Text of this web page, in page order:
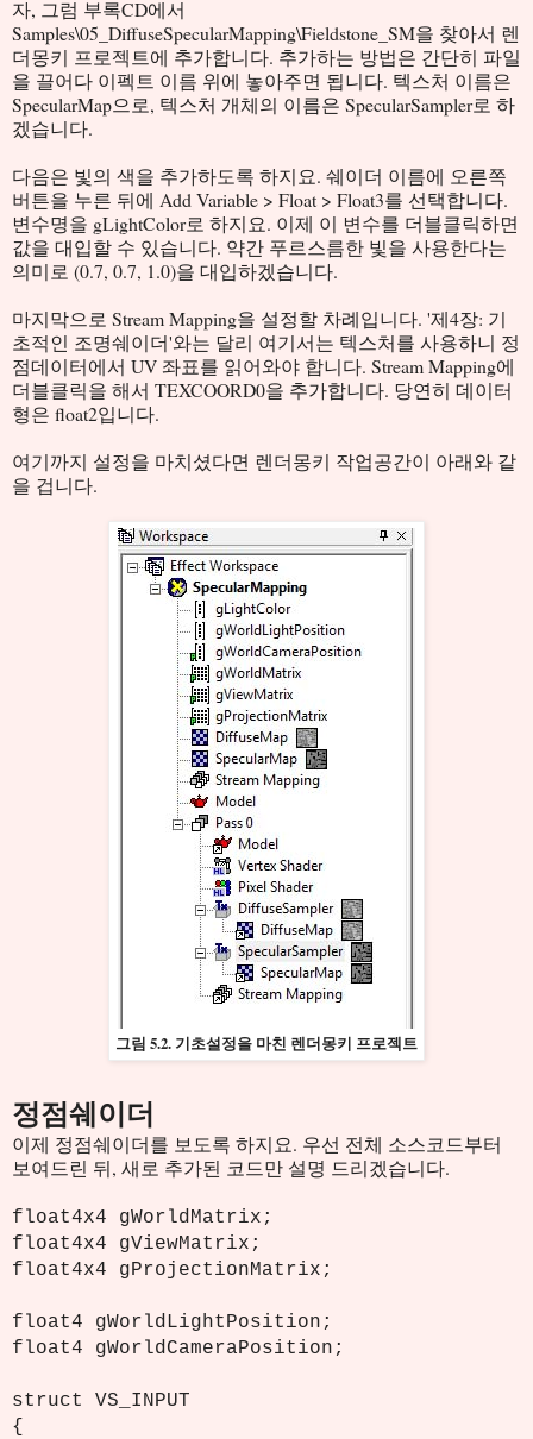
자, 그럼 부록CD에서
Samples\05_DiffuseSpecularMapping\Fieldstone_SM을 찾아서 렌
더몽키 프로젝트에 추가합니다. 추가하는 방법은 간단히 파일
을 끌어다 이펙트 이름 위에 놓아주면 됩니다. 텍스처 이름은
SpecularMap으로, 텍스처 개체의 이름은 SpecularSampler로 하
겠습니다.
다음은 빛의 색을 추가하도록 하지요. 쉐이더 이름에 오른쪽
버튼을 누른 뒤에 Add Variable > Float > Float3를 선택합니다.
변수명을 gLightColor로 하지요. 이제 이 변수를 더블클릭하면
값을 대입할 수 있습니다. 약간 푸르스름한 빛을 사용한다는
의미로 (0.7, 0.7, 1.0)을 대입하겠습니다.
마지막으로 Stream Mapping을 설정할 차례입니다. '제4장: 기
초적인 조명쉐이더'와는 달리 여기서는 텍스처를 사용하니 정
점데이터에서 UV 좌표를 읽어와야 합니다. Stream Mapping에
더블클릭을 해서 TEXCOORD0을 추가합니다. 당연히 데이터
형은 float2입니다.
여기까지 설정을 마치셨다면 렌더몽키 작업공간이 아래와 같
을 겁니다.
그림 5.2. 기초설정을 마친 렌더몽키 프로젝트
정점쉐이더
이제 정점쉐이더를 보도록 하지요. 우선 전체 소스코드부터
보여드린 뒤, 새로 추가된 코드만 설명 드리겠습니다.
float4x4 gWorldMatrix;
float4x4 gViewMatrix;
float4x4 gProjectionMatrix;
float4 gWorldLightPosition;
float4 gWorldCameraPosition;
struct VS_INPUT
{